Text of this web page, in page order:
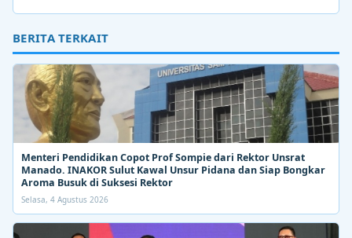
BERITA TERKAIT
Menteri Pendidikan Copot Prof Sompie dari Rektor Unsrat
Manado. INAKOR Sulut Kawal Unsur Pidana dan Siap Bongkar
Aroma Busuk di Suksesi Rektor
Selasa, 4 Agustus 2026